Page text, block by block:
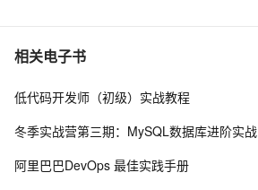
7 C语言项目参考解答：全正整数后再计算
8 俗人解读 三维渲染 的工作过程
著录
相关电子书
低代码开发师（初级）实战教程
冬季实战营第三期：MySQL数据库进阶实战
阿里巴巴DevOps 最佳实践手册